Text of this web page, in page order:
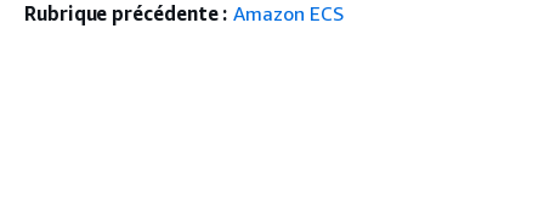
Rubrique précédente : Amazon ECS